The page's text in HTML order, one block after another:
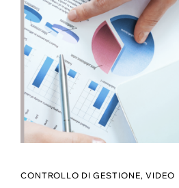
CONTROLLO DI GESTIONE, VIDEO